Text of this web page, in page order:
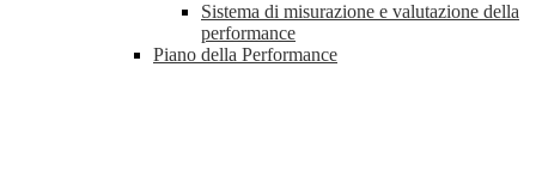
Sistema di misurazione e valutazione della
performance
Piano della Performance